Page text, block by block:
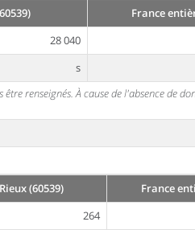
France
28 040
s
renseignés. À cause de l'absence de
(60539)
France
264